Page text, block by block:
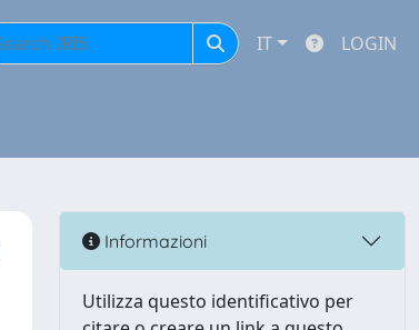
IT LOGIN
Informazioni
Utilizza questo identificativo per